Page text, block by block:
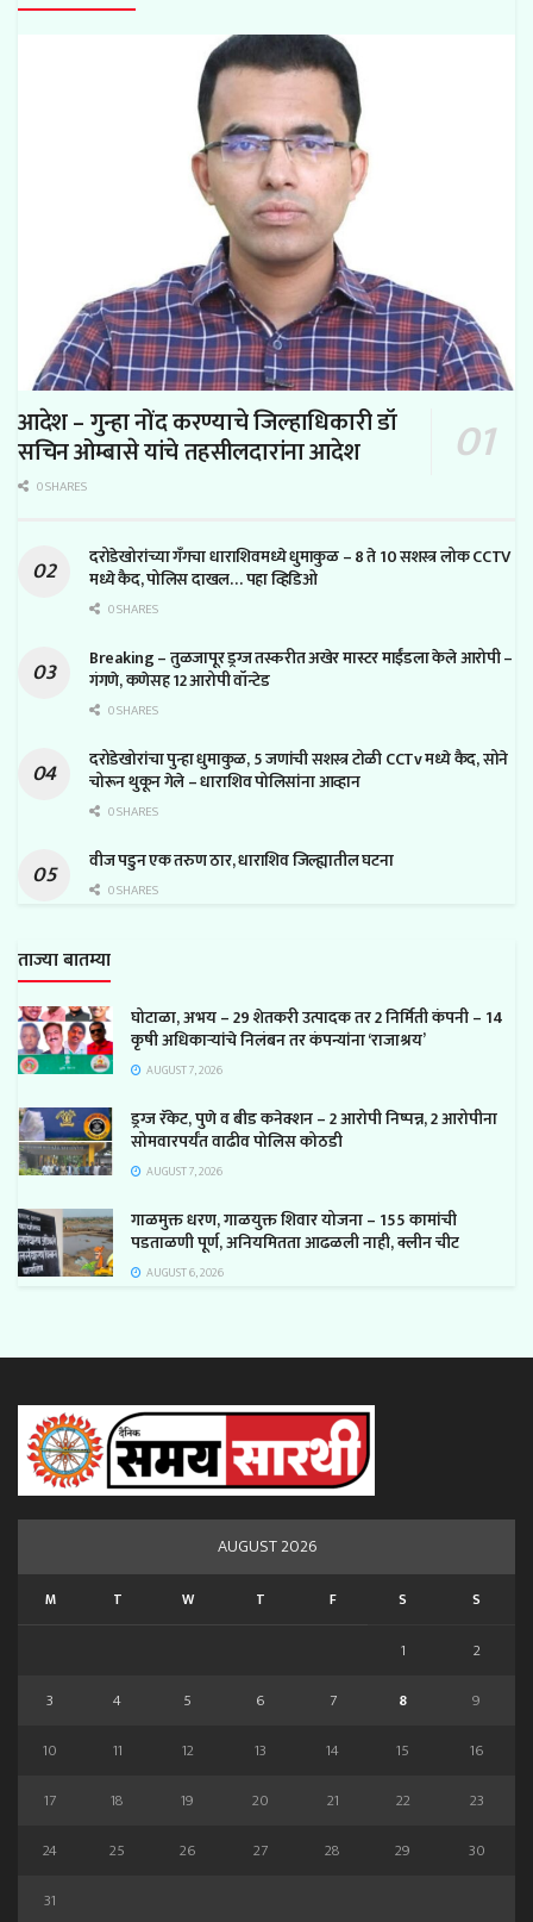
आदेश – गुन्हा नोंद करण्याचे जिल्हाधिकारी डॉ
सचिन ओम्बासे यांचे तहसीलदारांना आदेश
0 SHARES
दरोडेखोरांच्या गँगचा धाराशिवमध्ये धुमाकुळ – 8 ते 10 सशस्त्र लोक CCTV
मध्ये कैद, पोलिस दाखल… पहा व्हिडिओ
0 SHARES
Breaking – तुळजापूर ड्रग्ज तस्करीत अखेर मास्टर माईंडला केले आरोपी –
गंगणे, कणेसह 12 आरोपी वॉन्टेड
0 SHARES
दरोडेखोरांचा पुन्हा धुमाकुळ, 5 जणांची सशस्त्र टोळी CCTv मध्ये कैद, सोने
चोरून थुकून गेले – धाराशिव पोलिसांना आव्हान
0 SHARES
वीज पडुन एक तरुण ठार, धाराशिव जिल्ह्यातील घटना
0 SHARES
ताज्या बातम्या
घोटाळा, अभय – 29 शेतकरी उत्पादक तर 2 निर्मिती कंपनी – 14
कृषी अधिकाऱ्यांचे निलंबन तर कंपन्यांना ‘राजाश्रय’
AUGUST 7, 2026
ड्रग्ज रॅकेट, पुणे व बीड कनेक्शन – 2 आरोपी निष्पन्न, 2 आरोपीना
सोमवारपर्यंत वाढीव पोलिस कोठडी
AUGUST 7, 2026
गाळमुक्त धरण, गाळयुक्त शिवार योजना – 155 कामांची
पडताळणी पूर्ण, अनियमितता आढळली नाही, क्लीन चीट
AUGUST 6, 2026
AUGUST 2026
M T W T F S S
1
2
3
4 5 6 7 8
9
10
11 12 13 14 15
16
17
18 19 20 21 22
23
24
25 26 27 28 29
30
31